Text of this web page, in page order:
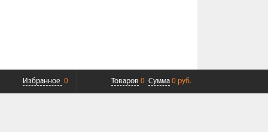
Избранное 0 Товаров 0 Сумма 0 руб.